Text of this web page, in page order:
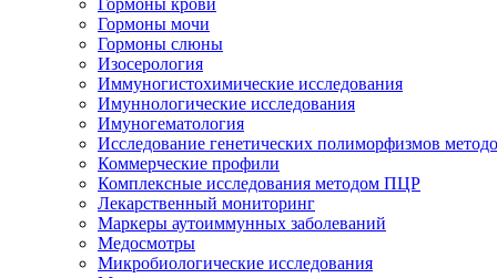
Гормоны крови
Гормоны мочи
Гормоны слюны
Изосерология
Иммуногистохимические исследования
Имуннологические исследования
Имуногематология
Исследование генетических полиморфизмов
Коммерческие профили
Комплексные исследования методом ПЦР
Лекарственный мониторинг
Маркеры аутоиммунных заболеваний
Медосмотры
Микробиологические исследования